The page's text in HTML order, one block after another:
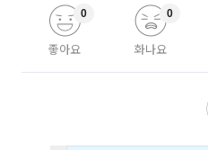
좋아요
0
화나요
0